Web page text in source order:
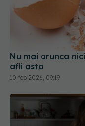
Nu mai arunca
afli asta
10 feb 2026, 09:19